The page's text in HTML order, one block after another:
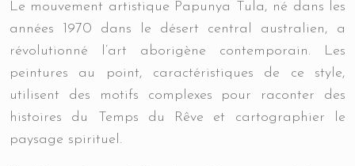
Le mouvement artistique Papunya Tula, né dans les
années 1970 dans le désert central australien, a
révolutionné l’art aborigène contemporain. Les
peintures au point, caractéristiques de ce style,
utilisent des motifs complexes pour raconter des
histoires du Temps du Rêve et cartographier le
paysage spirituel.